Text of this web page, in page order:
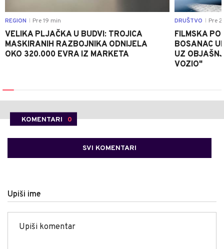
REGION Pre 19 min
VELIKA PLJAČKA U BUDVI: TROJICA
MASKIRANIH RAZBOJNIKA ODNIJELA
OKO 320.000 EVRA IZ MARKETA
DRUŠTVO Pre
FILMSKA
BOSANAC
UZ
VOZIO"
KOMENTARI 0
SVI KOMENTARI
Upiši ime